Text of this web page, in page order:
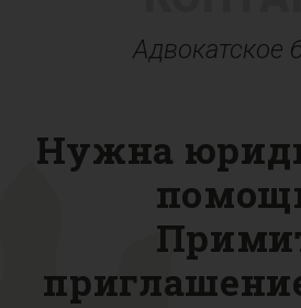
Адвокатское
Нужна